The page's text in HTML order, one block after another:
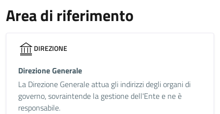
Area di riferimento
DIREZIONE
Direzione Generale
La Direzione Generale attua gli indirizzi degli organi di
governo, sovraintende la gestione dell'Ente e ne è
responsabile.